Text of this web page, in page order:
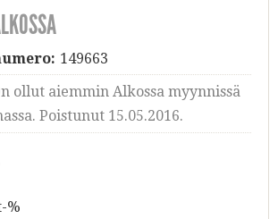
149663
ollut aiemmin Alkossa myynnissä
Poistunut 15.05.2016.
%